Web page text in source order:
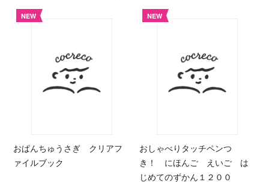
NEW
おぱんちゅうさぎ クリアフ
ァイルブック
NEW
おしゃべりタッチペンつ
き！ にほんご えいご は
じめてのずかん１２００